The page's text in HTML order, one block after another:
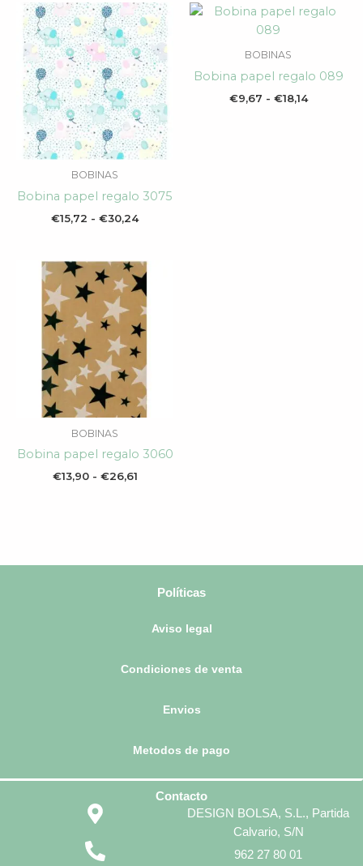
BOBINAS
Bobina papel regalo 3075
€15,72 - €30,24
Rango
de
precios:
desde
€15,72
hasta
€30,24
BOBINAS
Bobina papel regalo 089
€9,67 - €18,14
Rango
de
hasta
BOBINAS
Bobina papel regalo 3060
€13,90 - €26,61
Rango
de
precios:
desde
€13,90
hasta
€26,61
Políticas
Aviso legal
Condiciones de venta
Envios
Metodos de pago
Contacto
DESIGN BOLSA, S.L., Partida
Calvario, S/N
962 27 80 01